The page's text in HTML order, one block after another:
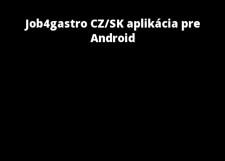
Job4gastro CZ/SK aplikácia pre
Android